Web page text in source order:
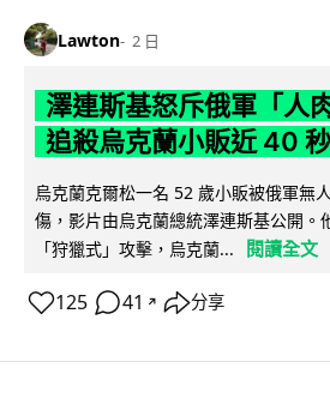
Lawton 2 日
澤連斯基怒斥俄軍「人
追殺烏克蘭小販近 40
烏克蘭克爾松一名 52 歲小販被俄軍無
傷，影片由烏克蘭總統澤連斯基公開。
「狩獵式」攻擊，烏克蘭...
閱讀全文
125 41 ↗ 分享